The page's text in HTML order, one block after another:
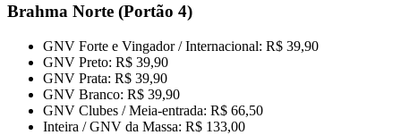
Brahma Norte (Portão 4)
GNV Forte e Vingador / Internacional: R$ 39,90
GNV Preto: R$ 39,90
GNV Prata: R$ 39,90
GNV Branco: R$ 39,90
GNV Clubes / Meia-entrada: R$ 66,50
Inteira / GNV da Massa: R$ 133,00